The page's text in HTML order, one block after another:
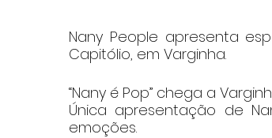
Nany People apresenta
Capitólio, em Varginha.
“Nany é Pop” chega a
Única apresentação de
emoções.